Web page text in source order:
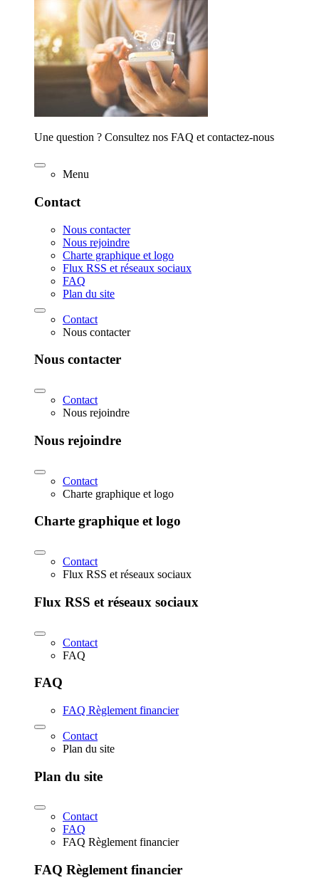
Une question ? Consultez nos FAQ et contactez-nous
Menu
Contact
Nous contacter
Nous rejoindre
Charte graphique et logo
Flux RSS et réseaux sociaux
FAQ
Plan du site
Contact
Nous contacter
Nous contacter
Contact
Nous rejoindre
Nous rejoindre
Contact
Charte graphique et logo
Charte graphique et logo
Contact
Flux RSS et réseaux sociaux
Flux RSS et réseaux sociaux
Contact
FAQ
FAQ
FAQ Règlement financier
Contact
Plan du site
Plan du site
Contact
FAQ
FAQ Règlement financier
FAQ Règlement financier